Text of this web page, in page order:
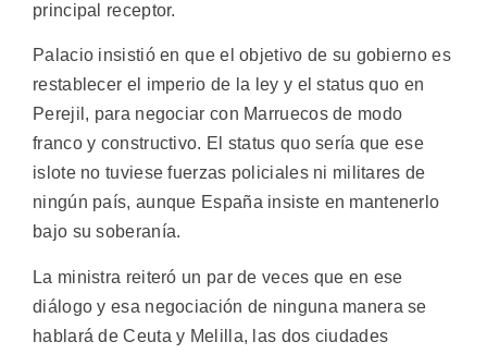
principal receptor.
Palacio insistió en que el objetivo de su gobierno es
restablecer el imperio de la ley y el status quo en
Perejil, para negociar con Marruecos de modo
franco y constructivo. El status quo sería que ese
islote no tuviese fuerzas policiales ni militares de
ningún país, aunque España insiste en mantenerlo
bajo su soberanía.
La ministra reiteró un par de veces que en ese
diálogo y esa negociación de ninguna manera se
hablará de Ceuta y Melilla, las dos ciudades